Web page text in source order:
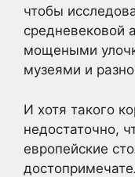
чтобы
средневековой
мощеными
музеями и
И хотя такого
недостаточно,
европейские